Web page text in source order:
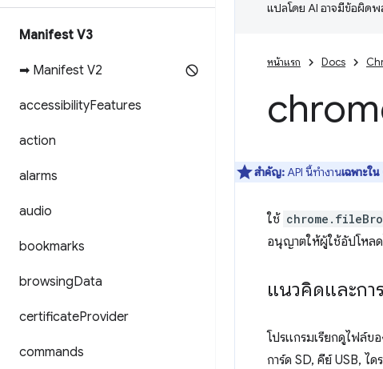
Manifest V3
➡ Manifest V2
accessibilityFeatures
action
alarms
audio
bookmarks
browsingData
certificateProvider
commands
แปลโดย AI อาจมีข้อผิดพ
หน้าแรก Docs
สำคัญ:API นี้ทำงานเฉพาะใ
ใช้
อนุญาตให้ผู้ใช้อัปโหล
แนวคิดและกา
โปรแกรมเรียกดูไฟล์
การ์ด SD, คีย์ USB,